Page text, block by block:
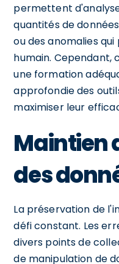
permettent
quantités de
ou des anomalies
humain. Cependant,
une formation
approfondie des
maximiser leur
Maintien
des
La préservation de
défi constant. Les
divers points de
de manipulation de